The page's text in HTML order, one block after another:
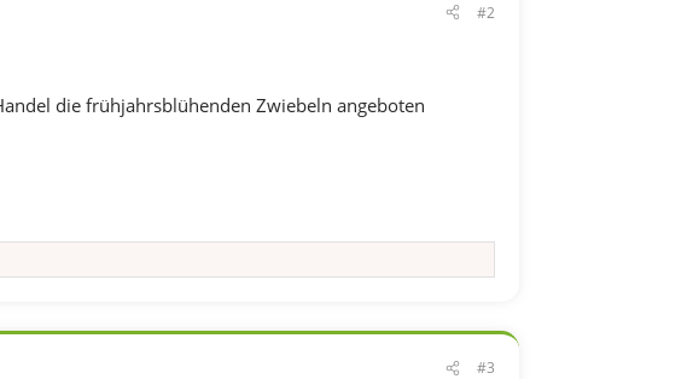
#2
die frühjahrsblühenden Zwiebeln angeboten
#3